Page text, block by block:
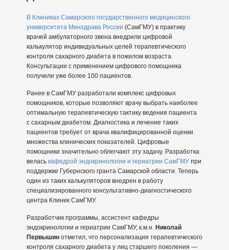
В Клиниках Самарского государственного медицинского
университета Минздрава России (СамГМУ) в практику
врачей амбулаторного звена внедрили цифровой
калькулятор индивидуальных целей терапевтического
контроля сахарного диабета в пожилом возраста.
Консультации с применением цифрового помощника
получили уже более 100 пациентов.
Ранее в СамГМУ разработали комплекс цифровых
помощников, которые позволяют врачу выбрать наиболее
оптимальную терапевтическую тактику ведения пациента
с сахарным диабетом. Диагностика и лечение таких
пациентов требует от врача квалифицированной оценки
множества клинических показателей. Цифровые
помощники значительно облегчают эту задачу. Разработка
велась кафедрой эндокринологии и гериатрии СамГМУпри
поддержке Губернского гранта Самарской области. Теперь
один из таких калькуляторов внедрен в работу
специализированного консультативно-диагностического
центра Клиник СамГМУ.
Разработчик программы, ассистент кафедры
эндокринологии и гериатрии СамГМУ, к.м.н. Николай
Первышин отметил, что персонализация терапевтического
контроля сахарного диабета у лиц старшего поколения —